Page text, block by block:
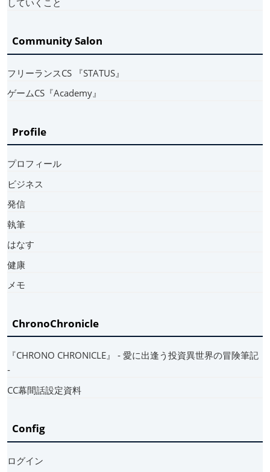
Community Salon
フリーランスCS 『STATUS』
ゲームCS『Academy』
Profile
プロフィール
ビジネス
発信
執筆
はなす
健康
メモ
ChronoChronicle
『CHRONO CHRONICLE』 ‐ 愛に出逢う投資異世界の冒険筆記
‐
CC幕間話設定資料
Config
ログイン